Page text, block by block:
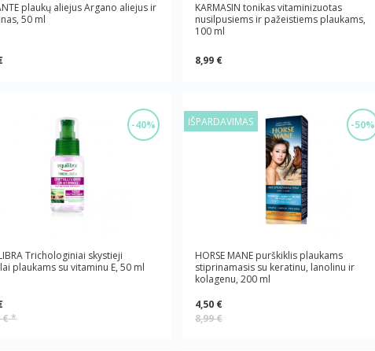
plaukų aliejus Argano aliejus ir
50 ml
KARMASIN tonikas vitaminizuotas
nusilpusiems ir pažeistiems plaukams,
100 ml
8,99 €
-40%
Trichologiniai skystieji
plaukams su vitaminu E, 50 ml
€*
-50%
IŠPARDAVIMAS
HORSE MANE purškiklis plaukams
stiprinamasis su keratinu, lanolinu ir
kolagenu, 200 ml
4,50 €
8,99 €